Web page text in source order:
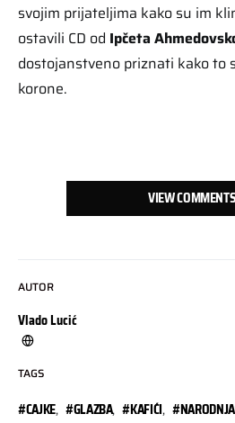
AUTOR
Vlado Lucić
TAGS
#CAJKE, #GLAZBA, #KAFIĆI,
svojim prijateljima kako su im
ostavili CD od Ipčeta
dostojanstveno priznati kako to
korone.
VIEW